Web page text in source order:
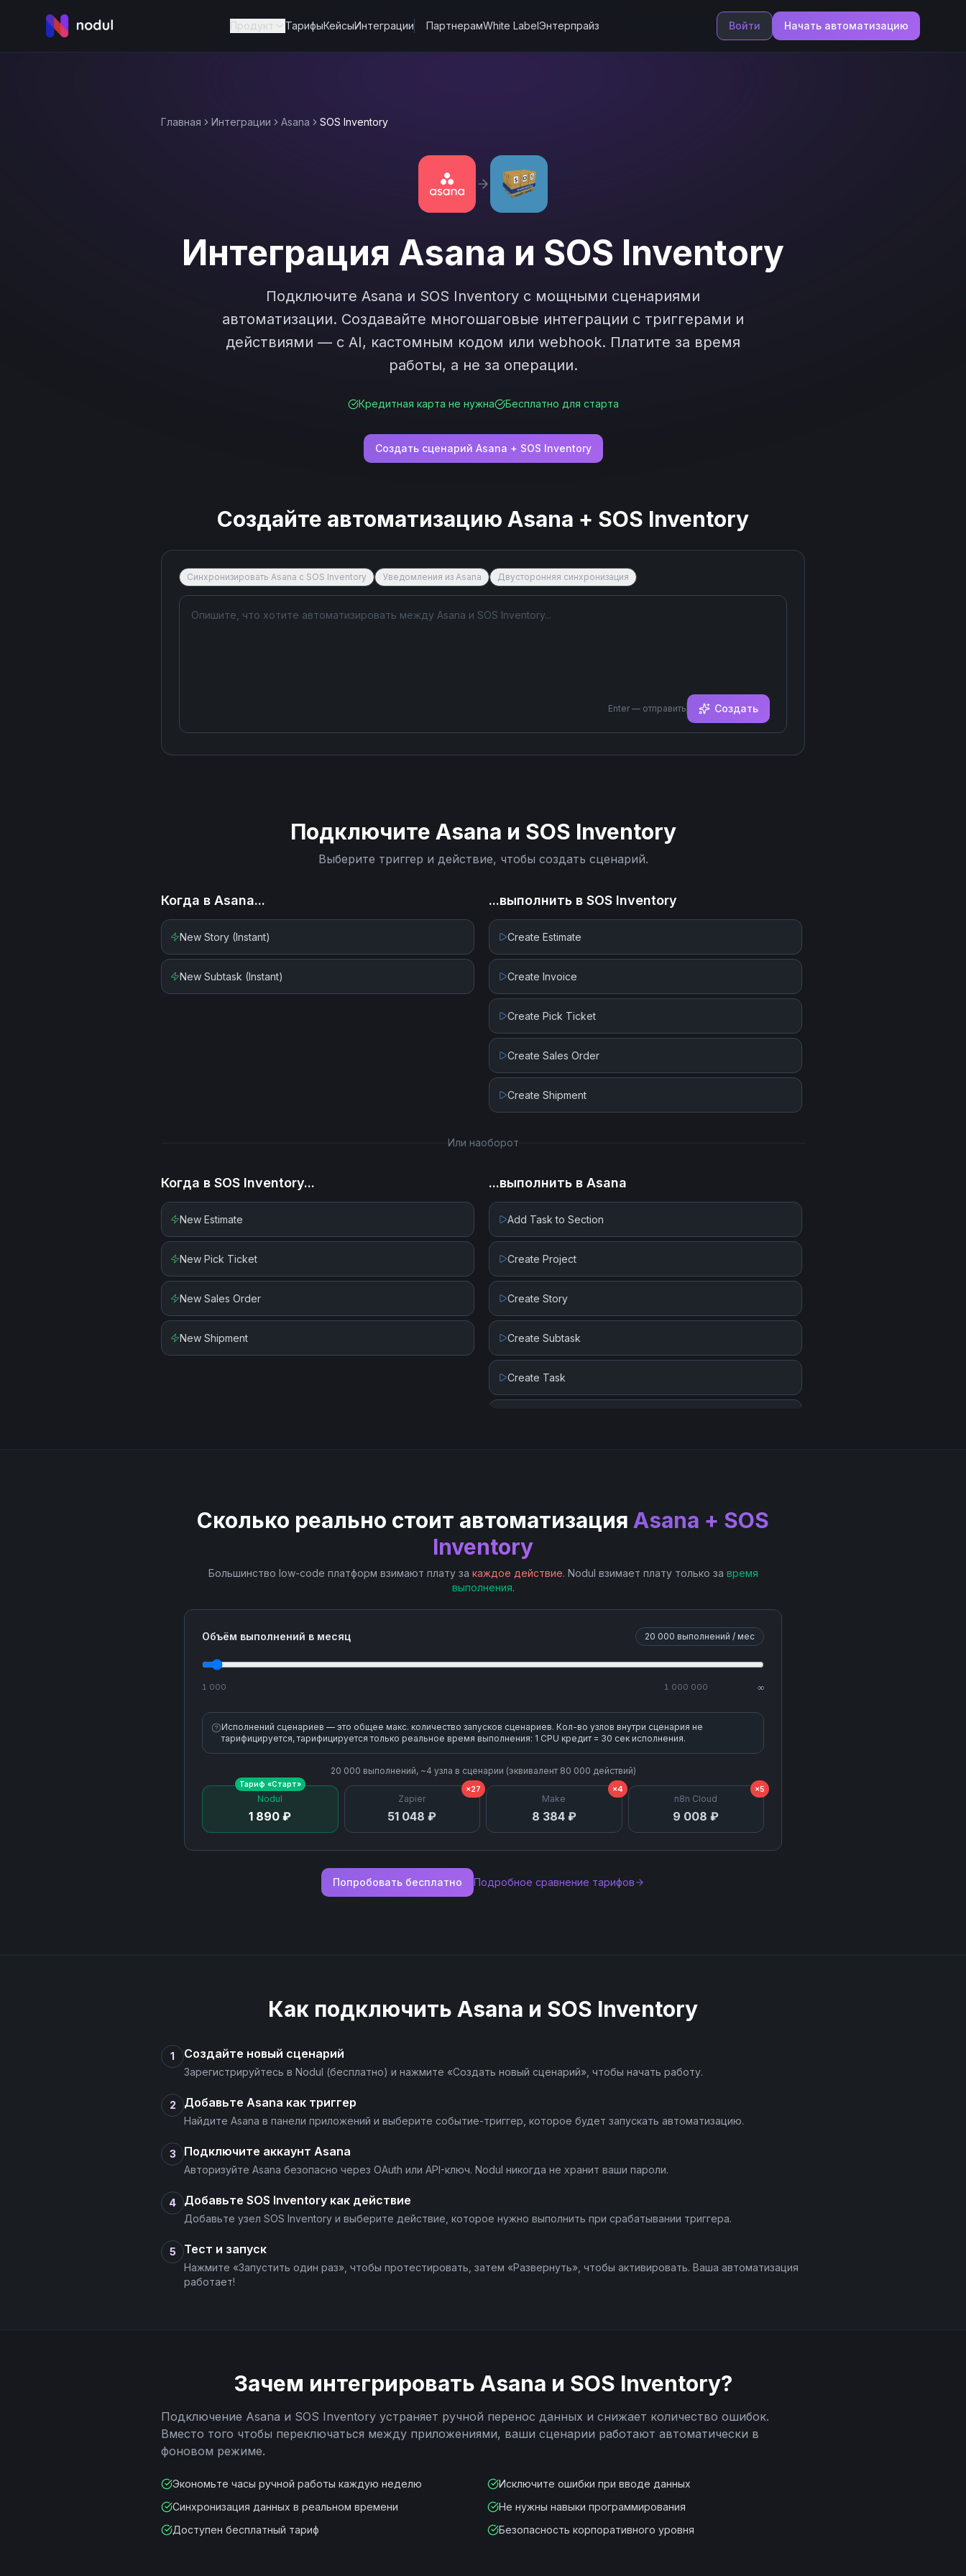
Продукт ТарифыКейсыИнтеграции ПартнерамWhite LabelЭнтерпрайз Войти Начать автоматизацию
Главная Интеграции Asana SOS Inventory
Интеграция Asana и SOS Inventory
Подключите Asana и SOS Inventory с мощными сценариями
автоматизации. Создавайте многошаговые интеграции с триггерами и
действиями — с AI, кастомным кодом или webhook. Платите за время
работы, а не за операции.
Кредитная карта не нужна Бесплатно для старта
Создать сценарий Asana + SOS Inventory
Создайте автоматизацию Asana + SOS Inventory
Синхронизировать Asana с SOS Inventory Уведомления из Asana Двусторонняя синхронизация
Enter — отправить Создать
Подключите Asana и SOS Inventory
Выберите триггер и действие, чтобы создать сценарий.
Когда в Asana...
New Story (Instant)
New Subtask (Instant)
...выполнить в SOS Inventory
Create Estimate
Create Invoice
Create Pick Ticket
Create Sales Order
Create Shipment
Или наоборот
Когда в SOS Inventory...
New Estimate
New Pick Ticket
New Sales Order
New Shipment
...выполнить в Asana
Add Task to Section
Create Project
Create Story
Create Subtask
Create Task
Search Projects
Сколько реально стоит автоматизация Asana + SOS
Inventory
Большинство low-code платформ взимают плату за каждое действие. Nodul взимает плату только за время
выполнения.
Объём выполнений в месяц 20 000 выполнений / мес
1 000 1 000 000 ∞
Исполнений сценариев — это общее макс. количество запусков сценариев. Кол-во узлов внутри сценария не
тарифицируется, тарифицируется только реальное время выполнения: 1 CPU кредит = 30 сек исполнения.
20 000 выполнений, ~4 узла в сценарии (эквивалент 80 000 действий)
Nodul
1 890 ₽
Тариф «Старт»
Zapier
51 048 ₽
×27
Make
8 384 ₽
×4
n8n Cloud
9 008 ₽
×5
Попробовать бесплатно Подробное сравнение тарифов
Как подключить Asana и SOS Inventory
1 Создайте новый сценарий
Зарегистрируйтесь в Nodul (бесплатно) и нажмите «Создать новый сценарий», чтобы начать работу.
2 Добавьте Asana как триггер
Найдите Asana в панели приложений и выберите событие-триггер, которое будет запускать автоматизацию.
3 Подключите аккаунт Asana
Авторизуйте Asana безопасно через OAuth или API-ключ. Nodul никогда не хранит ваши пароли.
4 Добавьте SOS Inventory как действие
Добавьте узел SOS Inventory и выберите действие, которое нужно выполнить при срабатывании триггера.
5 Тест и запуск
Нажмите «Запустить один раз», чтобы протестировать, затем «Развернуть», чтобы активировать. Ваша автоматизация
работает!
Зачем интегрировать Asana и SOS Inventory?
Подключение Asana и SOS Inventory устраняет ручной перенос данных и снижает количество ошибок.
Вместо того чтобы переключаться между приложениями, ваши сценарии работают автоматически в
фоновом режиме.
Экономьте часы ручной работы каждую неделю
Исключите ошибки при вводе данных
Синхронизация данных в реальном времени
Не нужны навыки программирования
Доступен бесплатный тариф
Безопасность корпоративного уровня